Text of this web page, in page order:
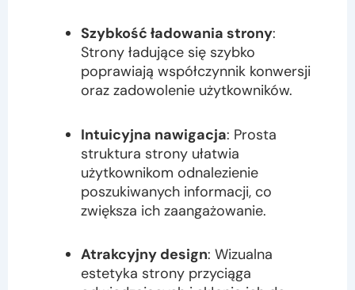
Szybkość ładowania strony:
Strony ładujące się szybko
poprawiają współczynnik konwersji
oraz zadowolenie użytkowników.
Intuicyjna nawigacja: Prosta
struktura strony ułatwia
użytkownikom odnalezienie
poszukiwanych informacji, co
zwiększa ich zaangażowanie.
Atrakcyjny design: Wizualna
estetyka strony przyciąga